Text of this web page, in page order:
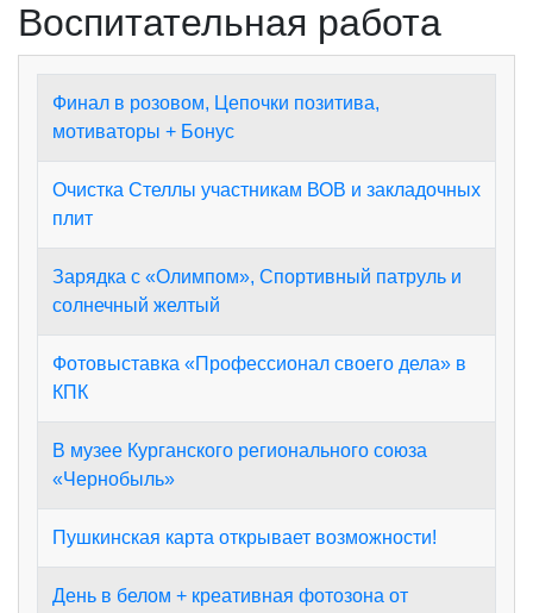
Воспитательная работа
Финал в розовом, Цепочки позитива,
мотиваторы + Бонус
Очистка Стеллы участникам ВОВ и закладочных
плит
Зарядка с «Олимпом», Спортивный патруль и
солнечный желтый
Фотовыставка «Профессионал своего дела» в
КПК
В музее Курганского регионального союза
«Чернобыль»
Пушкинская карта открывает возможности!
День в белом + креативная фотозона от